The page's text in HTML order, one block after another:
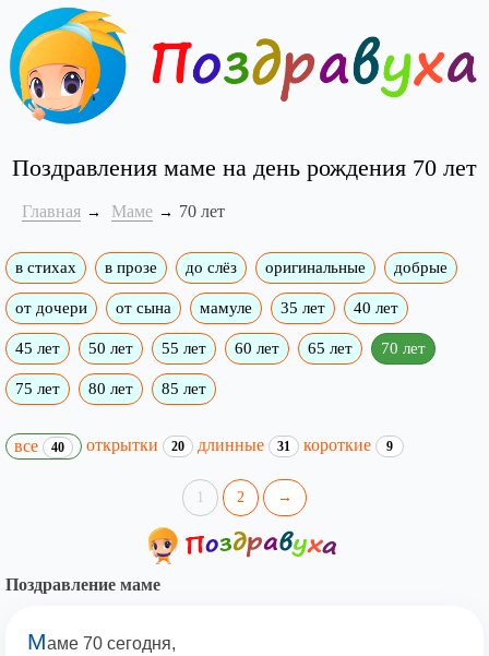
Поздравления маме на день рождения 70 лет
Главная Маме 70 лет
в стихах в прозе до слёз оригинальные добрые
от дочери от сына мамуле 35 лет 40 лет
45 лет 50 лет 55 лет 60 лет 65 лет 70 лет
75 лет 80 лет 85 лет
все 40 открытки 20 длинные 31 короткие 9
1 2 →
Поздравление маме
Маме 70 сегодня,